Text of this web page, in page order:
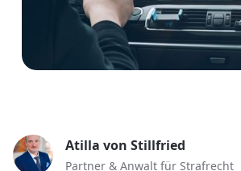
Atilla von Stillfried
Partner & Anwalt für Strafrecht